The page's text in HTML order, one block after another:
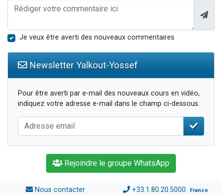
Je veux être averti des nouveaux commentaires
Newsletter Yalkout-Yossef
Pour être averti par e-mail des nouveaux cours en vidéo,
indiquez votre adresse e-mail dans le champ ci-dessous.
Rejoindre le groupe WhatsApp
Nous contacter +33.1.80.20.5000 France